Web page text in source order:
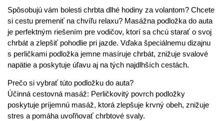
Spôsobujú vám bolesti chrbta dlhé hodiny za volantom? Chcete
si cestu premeniť na chvíľu relaxu? Masážna podložka do auta
je perfektným riešením pre vodičov, ktorí sa chcú starať o svoj
chrbát a zlepšiť pohodlie pri jazde. Vďaka špeciálnemu dizajnu
s perličkami podložka jemne masíruje chrbát, znižuje svalové
napätie a poskytuje úľavu aj na tých najdlhších cestách.
Prečo si vybrať túto podložku do auta?
Účinná cestovná masáž: Perličkovitý povrch podložky
poskytuje príjemnú masáž, ktorá zlepšuje krvný obeh, znižuje
stres a pomáha uvoľňovať chrbtové svaly.